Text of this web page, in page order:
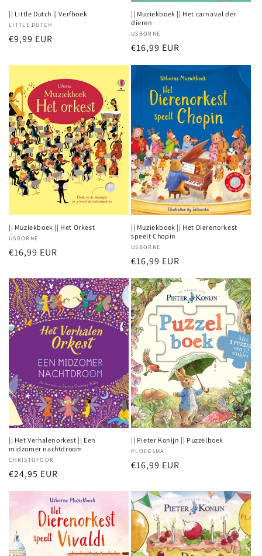
|| Little Dutch || Verfboek
Verkoper:
LITTLE DUTCH
Normale
€9,99 EUR
|| Muziekboek || Het carnaval der
dieren
Verkoper:
USBORNE
Normale
prijs
€16,99 EUR
|| Muziekboek || Het Orkest
Verkoper:
USBORNE
Normale
€16,99 EUR
|| Muziekboek || Het Dierenorkest
speelt Chopin
Verkoper:
USBORNE
Normale
€16,99 EUR
|| Het Verhalenorkest || Een
midzomer nachtdroom
Verkoper:
CHRISTOFOOR
Normale
€24,95 EUR
|| Pieter Konijn || Puzzelboek
Verkoper:
PLOEGSMA
Normale
€16,99 EUR